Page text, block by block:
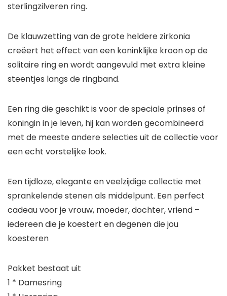
sterlingzilveren ring.
De klauwzetting van de grote heldere zirkonia
creëert het effect van een koninklijke kroon op de
solitaire ring en wordt aangevuld met extra kleine
steentjes langs de ringband.
Een ring die geschikt is voor de speciale prinses of
koningin in je leven, hij kan worden gecombineerd
met de meeste andere selecties uit de collectie voor
een echt vorstelijke look.
Een tijdloze, elegante en veelzijdige collectie met
sprankelende stenen als middelpunt. Een perfect
cadeau voor je vrouw, moeder, dochter, vriend –
iedereen die je koestert en degenen die jou
koesteren
Pakket bestaat uit
1 * Damesring